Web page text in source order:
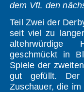
dem VfL den
Teil Zwei der
seit viel zu
altehrwürdige
geschmückt in
Spiele der
gut gefüllt. Der
Zuschauer, die